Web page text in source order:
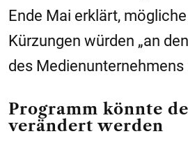
Ende Mai erklärt,
Kürzungen würden „an
des Medienunternehmens
Programm könnte
verändert werden